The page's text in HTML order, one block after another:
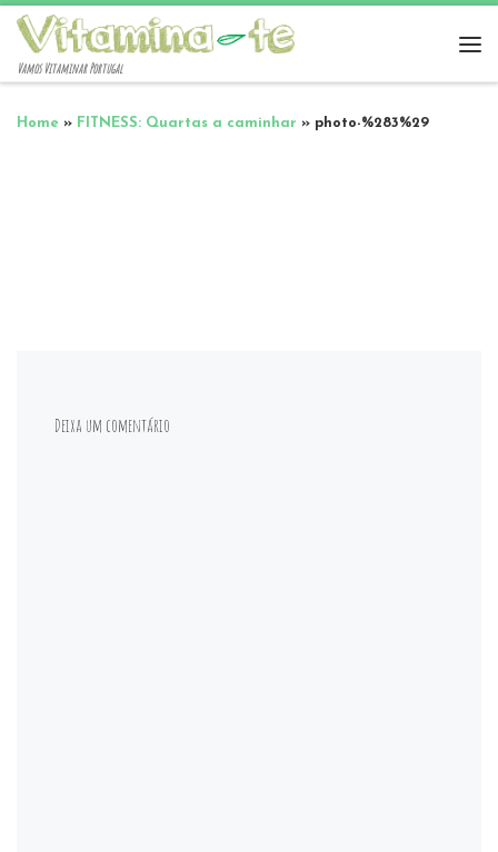
Vamos Vitaminar Portugal
Home » FITNESS: Quartas a caminhar » photo-%283%29
Deixa um comentário